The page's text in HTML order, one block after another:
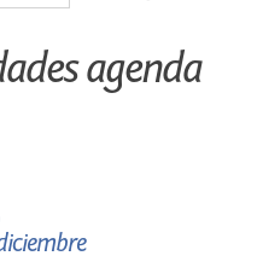
agenda